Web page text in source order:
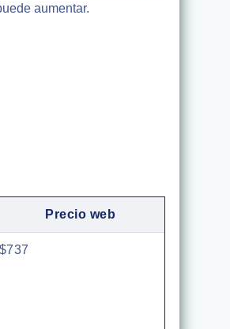
aumentar.
Precio web